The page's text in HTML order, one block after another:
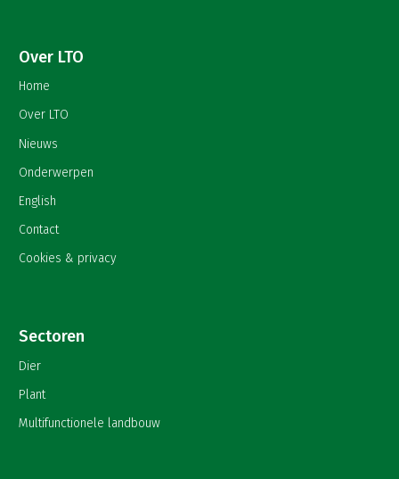
Over LTO
Home
Over LTO
Nieuws
Onderwerpen
English
Contact
Cookies & privacy
Sectoren
Dier
Plant
Multifunctionele landbouw